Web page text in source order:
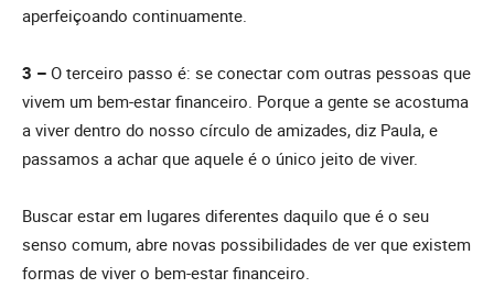
aperfeiçoando continuamente.
3 – O terceiro passo é: se conectar com outras pessoas que
vivem um bem-estar financeiro. Porque a gente se acostuma
a viver dentro do nosso círculo de amizades, diz Paula, e
passamos a achar que aquele é o único jeito de viver.
Buscar estar em lugares diferentes daquilo que é o seu
senso comum, abre novas possibilidades de ver que existem
formas de viver o bem-estar financeiro.